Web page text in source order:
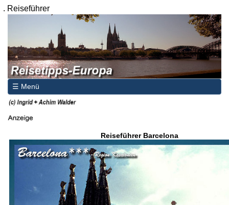
. Reiseführer
☰ Menü
Reiseführer Barcelona